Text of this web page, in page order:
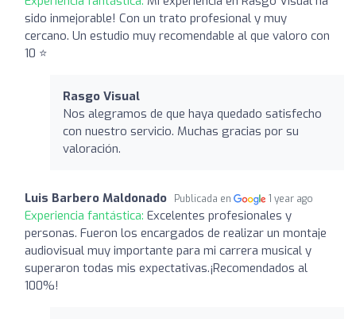
sido inmejorable! Con un trato profesional y muy
cercano. Un estudio muy recomendable al que valoro con
10 ⭐
Rasgo Visual
Nos alegramos de que haya quedado satisfecho
con nuestro servicio. Muchas gracias por su
valoración.
Luis Barbero Maldonado Publicada en 1 year ago
Experiencia fantástica: Excelentes profesionales y
personas. Fueron los encargados de realizar un montaje
audiovisual muy importante para mi carrera musical y
superaron todas mis expectativas.¡Recomendados al
100%!